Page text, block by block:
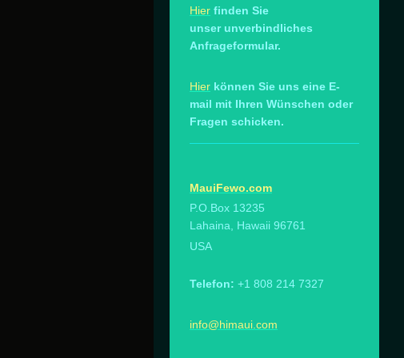
Hier finden Sie
unser unverbindliches
Anfrageformular.
Hier können Sie uns eine E-
mail mit Ihren Wünschen oder
Fragen schicken.
MauiFewo.com
P.O.Box 13235
Lahaina, Hawaii 96761
USA
Telefon: +1 808 214 7327
info@himaui.com